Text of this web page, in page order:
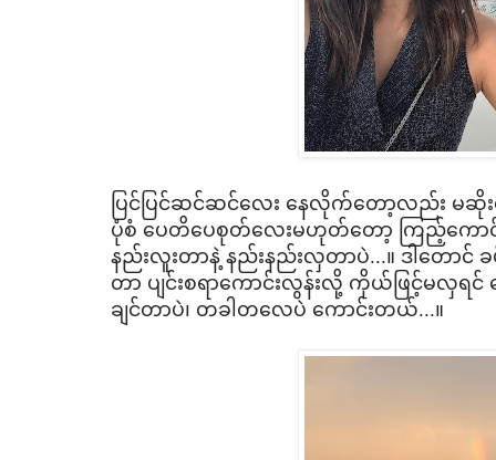
ပြင်ပြင်ဆင်ဆင်​လေး ​နေလိုက်​တော့လည်း မဆို
ပုံစံ ပေတိ​ပေစုတ်​​လေးမဟုတ်​တော့ ကြည့်​ကောင်း
နည်းလူးတာနဲ့ နည်းနည်းလှတာပဲ...။ ဒါ​တောင်
တာ ပျင်းစရာ​ကောင်းလွန်းလို့ ကိုယ်ဖြင့်မလှရင်
ချင်တာပဲ၊ တခါတ​လေပဲ ​ကောင်းတယ်...။